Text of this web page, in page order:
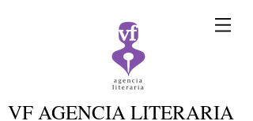
VF AGENCIA LITERARIA